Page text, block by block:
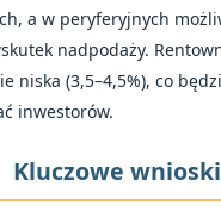
a w peryferyjnych
nadpodaży.
niska (3,5–4,5%), co
inwestorów.
Kluczowe wnioski